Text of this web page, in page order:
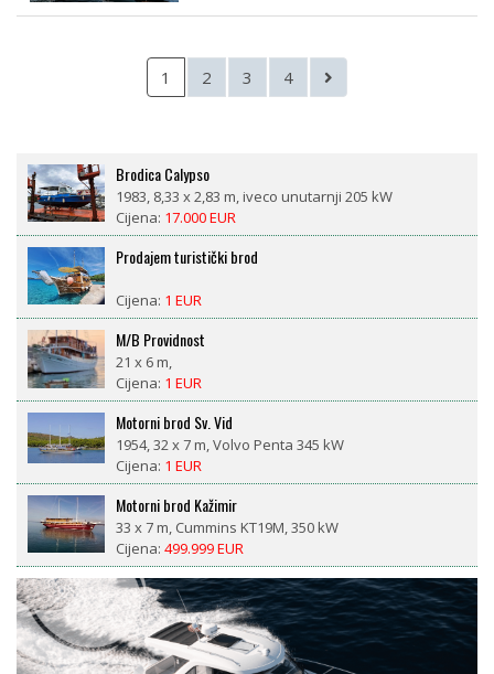
1 2 3 4
Brodica Calypso
1983, 8,33 x 2,83 m, iveco unutarnji 205 kW
Cijena: 17.000 EUR
Prodajem turistički brod
Cijena: 1 EUR
M/B Providnost
21 x 6 m,
Cijena: 1 EUR
Motorni brod Sv. Vid
1954, 32 x 7 m, Volvo Penta 345 kW
Cijena: 1 EUR
Motorni brod Kažimir
33 x 7 m, Cummins KT19M, 350 kW
Cijena: 499.999 EUR
LM 27 motorsailor
1981, 8,4 x 2,6 m, Nani 29 ks diesel
Cijena:18.500 EUR